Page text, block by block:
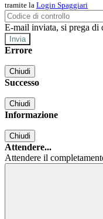
tramite la Login Spaggiari
E-mail inviata, si prega di
Errore
Chiudi
Successo
Chiudi
Informazione
Chiudi
Attendere...
Attendere il